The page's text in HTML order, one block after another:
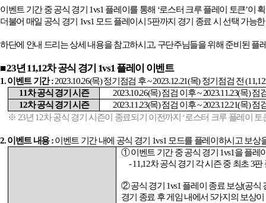
이벤트 기간 중 공식 경기 1vs1 플레이를 통해 ‘로스터 크루 플레이 토큰’이
더불어 매일 공식 경기 1vs1 모드 플레이시5판까지 경기 종료 시 선택 가능
하단에 안내 드리는 상세 내용을 참고하시고, 구단주님들을 위해 준비된 플
■23년 11,12차 공식 경기 1vs1플레이 이벤트
1.이벤트 기간:2023.10.26(목)정기점검 후~ 2023.12.21(목)정기점검 전(11,12
11차 공식 경기 시즌 2023.10.26(목)점검 이후~ 2023.11.23(목)점
12차 공식 경기 시즌 2023.11.23(목)점검 이후~ 2023.12.21(목)점
※ 23년 12차 공식 경기 시즌이 종료되기 이전까지 ‘로스터 크루 플레이 토
2.이벤트 내용: 이벤트 기간 내에 공식 경기 1vs1 모드를 플레이하시고 보상
① 이벤트 기간 중 공식 경기 1vs1을 플레
- 11,12차 공식 경기 각 시즌 중 최초3판
② 공식 경기 1vs1 플레이 종료 보상(공식
경기 종료 후 게임 내에서 5가지의 보상